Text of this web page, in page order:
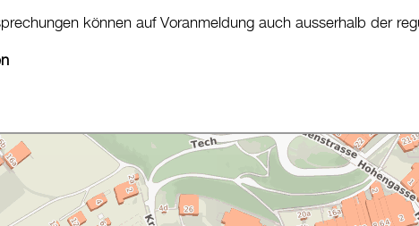
können auf Voranmeldung auch ausserhalb der